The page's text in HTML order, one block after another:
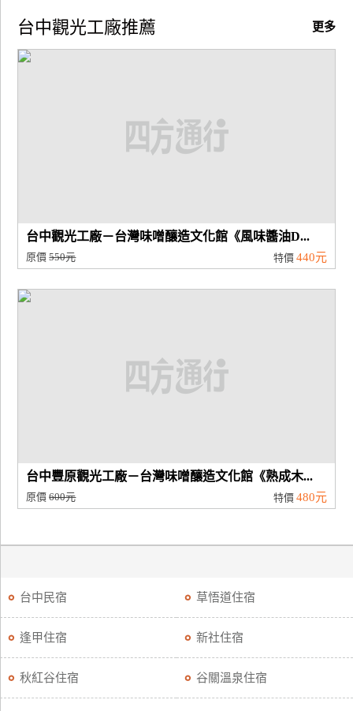
廠
劃
品
更多
台中觀光工廠推薦
台中觀光工廠－台灣味噌釀造文化館《風味醬油D...
原價550元 特價 440元
台中豐原觀光工廠－台灣味噌釀造文化館《熟成木...
原價600元 特價 480元
台中民宿 草悟道住宿
逢甲住宿 新社住宿
秋紅谷住宿 谷關溫泉住宿